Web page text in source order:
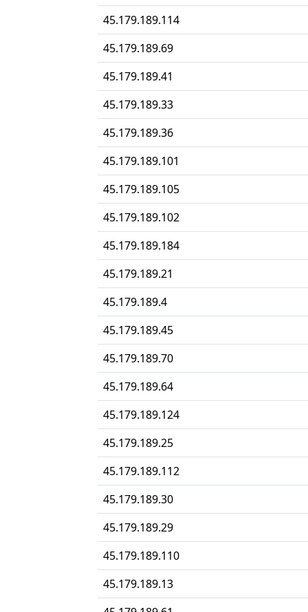
45.179.189.114
45.179.189.69
45.179.189.41
45.179.189.33
45.179.189.36
45.179.189.101
45.179.189.105
45.179.189.102
45.179.189.184
45.179.189.21
45.179.189.4
45.179.189.45
45.179.189.70
45.179.189.64
45.179.189.124
45.179.189.25
45.179.189.112
45.179.189.30
45.179.189.29
45.179.189.110
45.179.189.13